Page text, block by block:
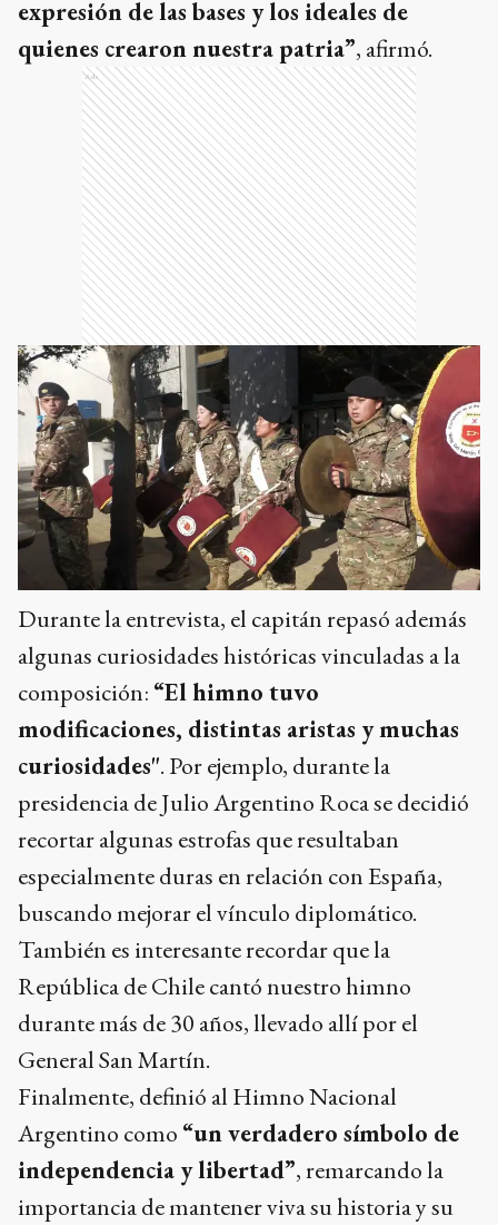
expresión de las bases y los ideales de
quienes crearon nuestra patria”, afirmó.
Ads
Durante la entrevista, el capitán repasó además
algunas curiosidades históricas vinculadas a la
composición: “El himno tuvo
modificaciones, distintas aristas y muchas
curiosidades". Por ejemplo, durante la
presidencia de Julio Argentino Roca se decidió
recortar algunas estrofas que resultaban
especialmente duras en relación con España,
buscando mejorar el vínculo diplomático.
También es interesante recordar que la
República de Chile cantó nuestro himno
durante más de 30 años, llevado allí por el
General San Martín.
Finalmente, definió al Himno Nacional
Argentino como “un verdadero símbolo de
independencia y libertad”, remarcando la
importancia de mantener viva su historia y su